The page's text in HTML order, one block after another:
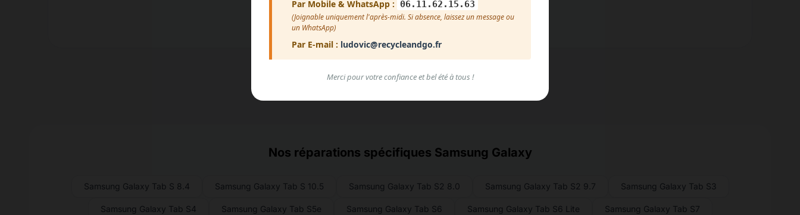
Nos réparations spécifiques Samsung Galaxy
Samsung Galaxy Tab S 8.4 Samsung Galaxy Tab S 10.5 Samsung Galaxy Tab S2 8.0 Samsung Galaxy Tab S2 9.7 Samsung Galaxy Tab S3
Samsung Galaxy Tab S4 Samsung Galaxy Tab S5e Samsung Galaxy Tab S6 Samsung Galaxy Tab S6 Lite Samsung Galaxy Tab S7
Par Mobile & WhatsApp : 06.11.62.15.63
(Joignable uniquement l'après-midi. Si absence, laissez un message ou
un WhatsApp)
Par E-mail : ludovic@recycleandgo.fr
Merci pour votre confiance et bel été à tous !